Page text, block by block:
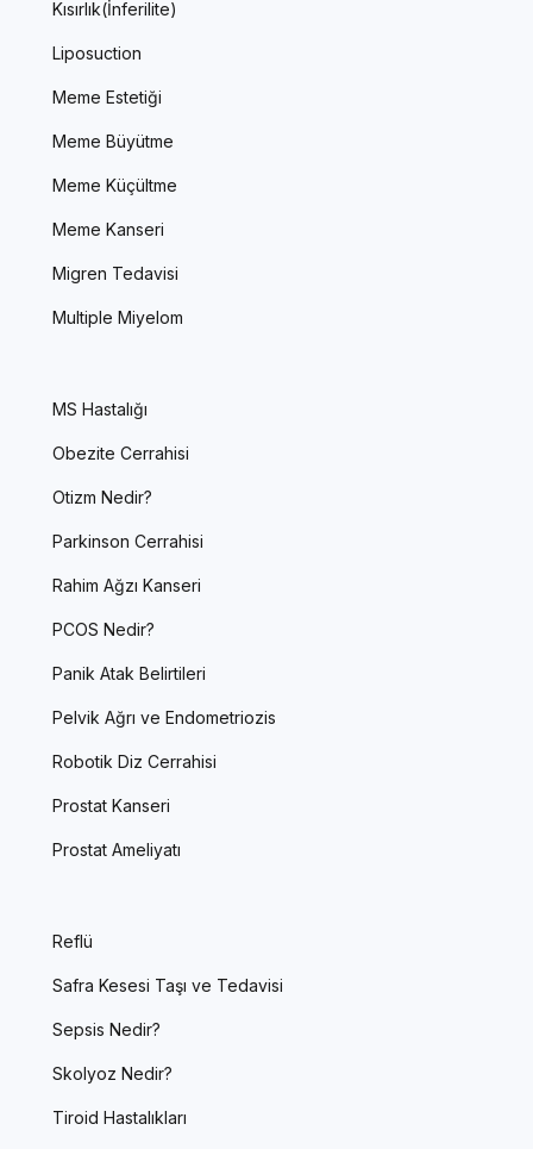
Kısırlık(İnferilite)
Liposuction
Meme Estetiği
Meme Büyütme
Meme Küçültme
Meme Kanseri
Migren Tedavisi
Multiple Miyelom
MS Hastalığı
Obezite Cerrahisi
Otizm Nedir?
Parkinson Cerrahisi
Rahim Ağzı Kanseri
PCOS Nedir?
Panik Atak Belirtileri
Pelvik Ağrı ve Endometriozis
Robotik Diz Cerrahisi
Prostat Kanseri
Prostat Ameliyatı
Reflü
Safra Kesesi Taşı ve Tedavisi
Sepsis Nedir?
Skolyoz Nedir?
Tiroid Hastalıkları